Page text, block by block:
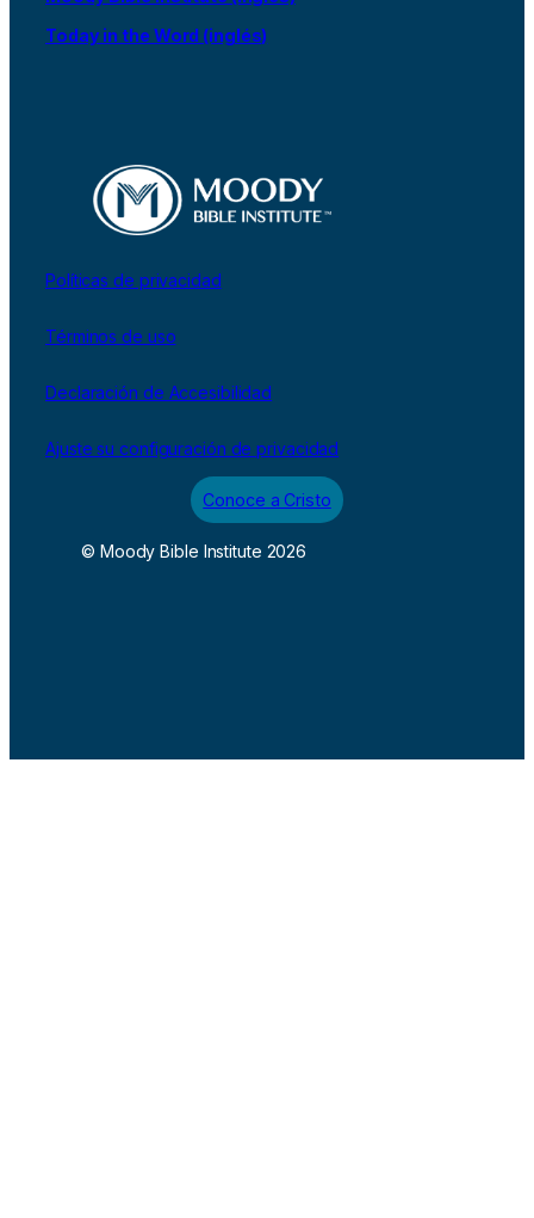
Today in the Word (inglés)
Políticas de privacidad
Términos de uso
Declaración de Accesibilidad
Ajuste su configuración de privacidad
Conoce a Cristo
© Moody Bible Institute 2026